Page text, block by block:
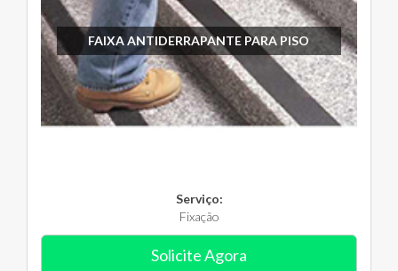
FAIXA ANTIDERRAPANTE PARA PISO
Serviço:
Fixação
Solicite Agora